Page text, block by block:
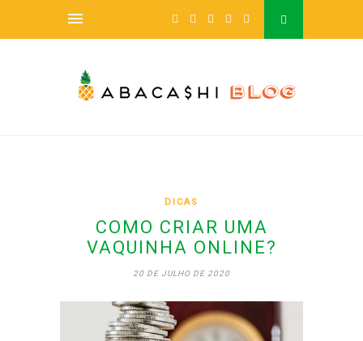
DICAS
COMO CRIAR UMA
VAQUINHA ONLINE?
20 DE JULHO DE 2020